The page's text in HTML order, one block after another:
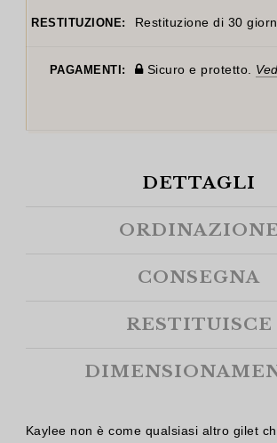
RESTITUZIONE: Restituzione di 30
PAGAMENTI: Sicuro e protetto.
DETTAGLI
ORDINAZIONE
CONSEGNA
RESTITUISCE
Kaylee non è come qualsiasi altro gilet